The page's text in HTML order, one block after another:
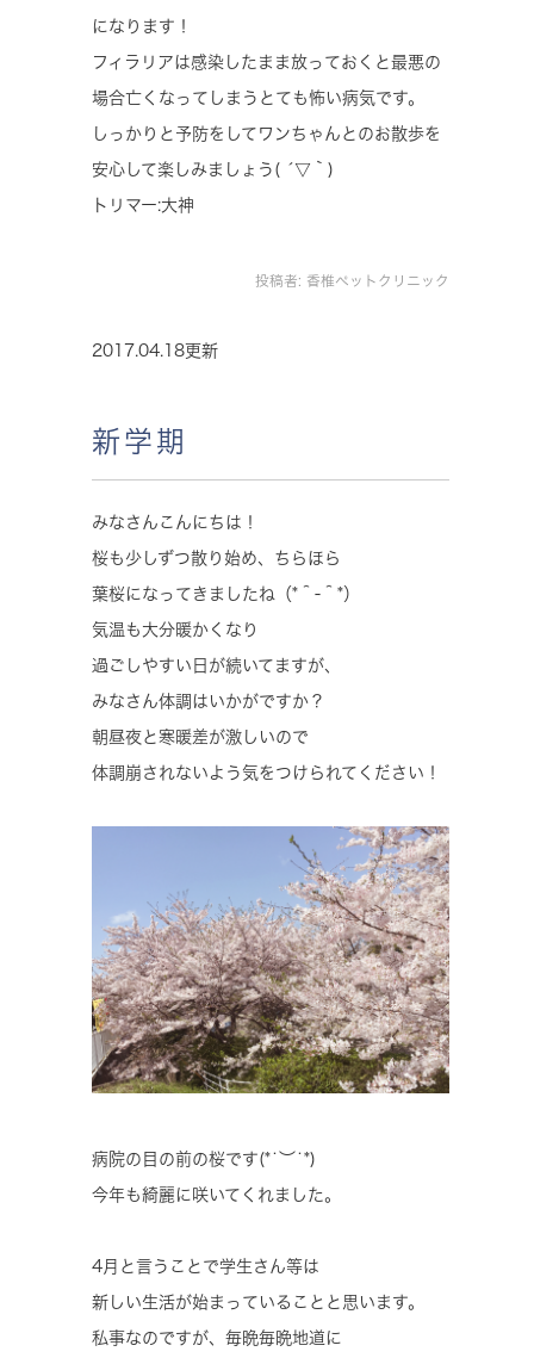
になります！
フィラリアは感染したまま放っておくと最悪の
場合亡くなってしまうとても怖い病気です。
しっかりと予防をしてワンちゃんとのお散歩を
安心して楽しみましょう( ´▽｀)
トリマー:大神
投稿者: 香椎ペットクリニック
2017.04.18更新
新学期
みなさんこんにちは！
桜も少しずつ散り始め、ちらほら
葉桜になってきましたね（*＾-＾*）
気温も大分暖かくなり
過ごしやすい日が続いてますが、
みなさん体調はいかがですか？
朝昼夜と寒暖差が激しいので
体調崩されないよう気をつけられてください！
病院の目の前の桜です(*˙︶˙*)
今年も綺麗に咲いてくれました。
4月と言うことで学生さん等は
新しい生活が始まっていることと思います。
私事なのですが、毎晩毎晩地道に